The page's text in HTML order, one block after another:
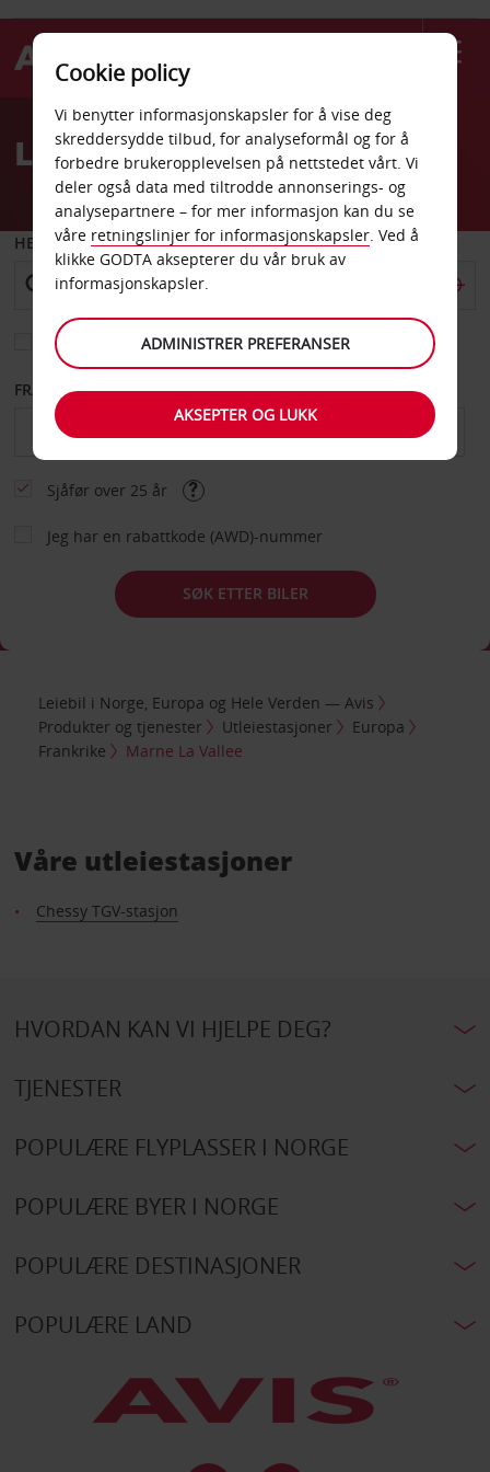
Welcome
AvisLeiebil Marne La Vallee
HENT FRA
Velg et annet leveringssted
FRA DATO TIL DATO
Sjåfør over 25 år
Jeg har en rabattkode (AWD)-nummer
SØK ETTER BILER
Leiebil i Norge, Europa og Hele Verden — Avis
Produkter og tjenester
Utleiestasjoner
Europa
Frankrike
Marne La Vallee
Våre utleiestasjoner
Chessy TGV-stasjon
HVORDAN KAN VI HJELPE DEG?
TJENESTER
POPULÆRE FLYPLASSER I NORGE
POPULÆRE BYER I NORGE
POPULÆRE DESTINASJONER
POPULÆRE LAND
Cookie policy
Vi benytter informasjonskapsler for å vise deg
skreddersydde tilbud, for analyseformål og for å
forbedre brukeropplevelsen på nettstedet vårt. Vi
deler også data med tiltrodde annonserings- og
analysepartnere – for mer informasjon kan du se
våre retningslinjer for informasjonskapsler. Ved å
klikke GODTA aksepterer du vår bruk av
informasjonskapsler.
ADMINISTRER PREFERANSER
AKSEPTER OG LUKK